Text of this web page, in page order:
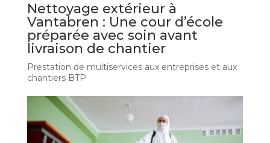
Nettoyage extérieur à
Vantabren : Une cour d’école
préparée avec soin avant
livraison de chantier
Prestation de multiservices aux entreprises et aux
chantiers BTP